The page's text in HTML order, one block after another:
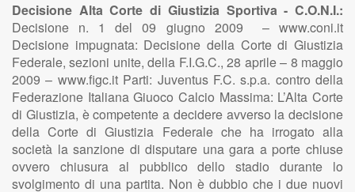
Decisione Alta Corte di Giustizia Sportiva - C.O.N.I.:
Decisione n. 1 del 09 giugno 2009 – www.coni.it
Decisione impugnata: Decisione della Corte di Giustizia
Federale, sezioni unite, della F.I.G.C., 28 aprile – 8 maggio
2009 – www.figc.it Parti: Juventus F.C. s.p.a. contro della
Federazione Italiana Giuoco Calcio Massima: L’Alta Corte
di Giustizia, è competente a decidere avverso la decisione
della Corte di Giustizia Federale che ha irrogato alla
società la sanzione di disputare una gara a porte chiuse
ovvero chiusura al pubblico dello stadio durante lo
svolgimento di una partita. Non è dubbio che i due nuovi